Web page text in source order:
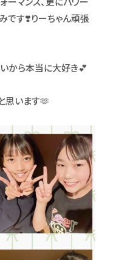
です❣️りーちゃん頑張
いから本当に大好き💕
思います🫶